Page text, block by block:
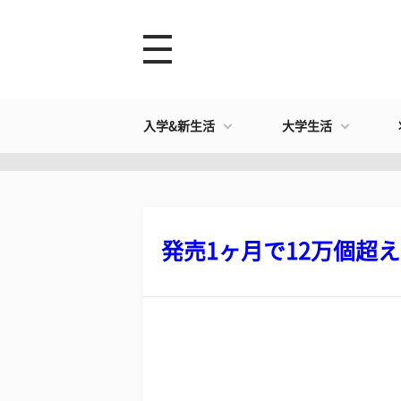
入学&新生活 大学生活
発売1ヶ月で12万個超